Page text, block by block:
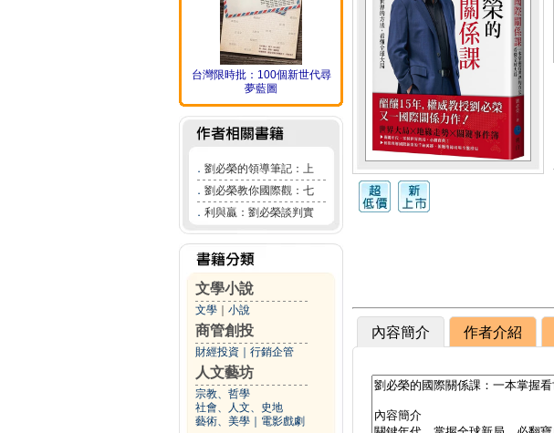
台灣限時批：100個新世代尋
夢藍圖
． 劉必榮的領導筆記：上
． 劉必榮教你國際觀：七
． 利與贏：劉必榮談判實
文學小說
文學 小說
商管創投
財經投資 行銷企管
人文藝坊
宗教、哲學
社會、人文、史地
藝術、美學
電影戲劇
內容簡介 作者介紹